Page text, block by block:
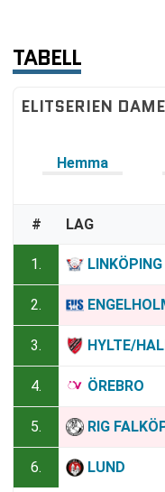
TABELL
ELITSERIEN
Hemma
# LAG
1. LINKÖPING
2.
3. HYLTE/
4. ÖREBRO
5. RIG
6. LUND